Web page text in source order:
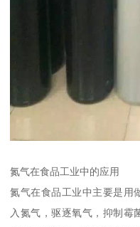
氮气在食品工业中的应用
氮气在食品工业中主要是用
入氮气，驱逐氧气，抑制霉